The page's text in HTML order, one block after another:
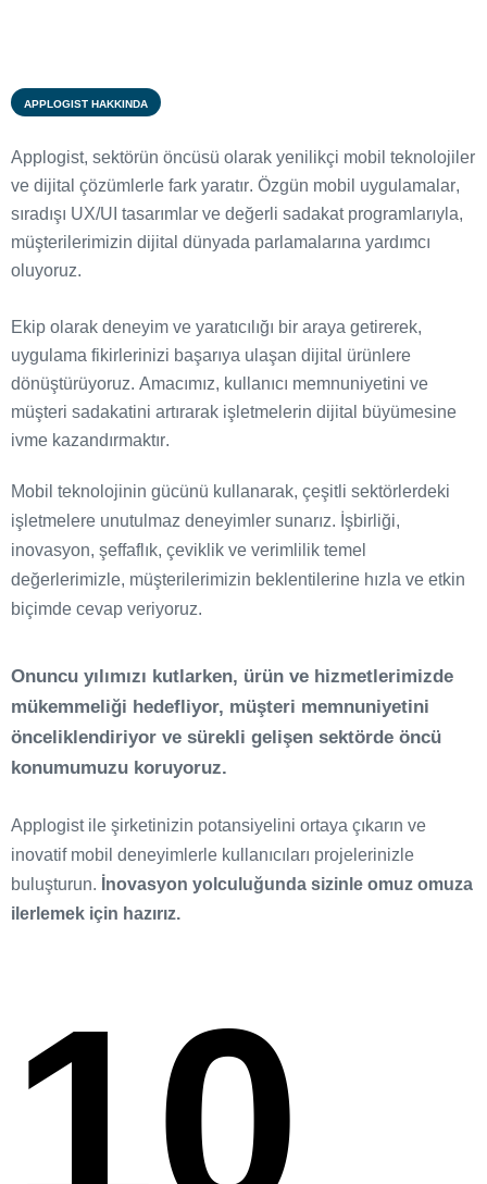
APPLOGIST HAKKINDA
App ogist, sektörün öncüsü o arak yeni ikçi mobi tekno oji er
ve dijita çözüm er e fark yaratır. Özgün mobi uygu ama ar,
sıradışı UX/U tasarım ar ve değer i sadakat program arıy a,
müşteri erimizin dijita dünyada par ama arına yardımcı
o uyoruz.
Ekip o arak deneyim ve yaratıcı ığı bir araya getirerek,
uygu ama fikir erinizi başarıya u aşan dijita ürün ere
dönüştürüyoruz. Amacımız, ku anıcı memnuniyetini ve
müşteri sadakatini artırarak iş etme erin dijita büyümesine
ivme kazandırmaktır.
Mobil teknolojinin gücünü kullanarak, çeşitli sektörlerdeki
işletmelere unutulmaz deneyimler sunarız. İşbirliği,
inovasyon, şeffaflık, çeviklik ve verimlilik temel
değerlerimizle, müşterilerimizin beklentilerine hızla ve etkin
biçimde cevap veriyoruz.
Onuncu yılımızı kutlarken, ürün ve hizmetlerimizde
mükemmeliği hedefliyor, müşteri memnuniyetini
önceliklendiriyor ve sürekli gelişen sektörde öncü
konumumuzu koruyoruz.
Applogist ile şirketinizin potansiyelini ortaya çıkarın ve
inovatif mobil deneyimlerle kullanıcıları projelerinizle
buluşturun. İnovasyon yolculuğunda sizinle omuz omuza
ilerlemek için hazırız.
0
10